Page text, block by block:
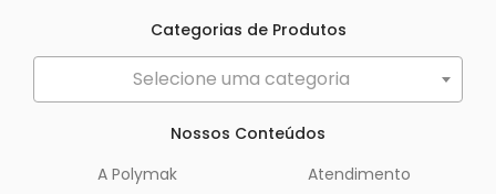
Categorias de Produtos
Selecione uma categoria
Nossos Conteúdos
A Polymak
Atendimento